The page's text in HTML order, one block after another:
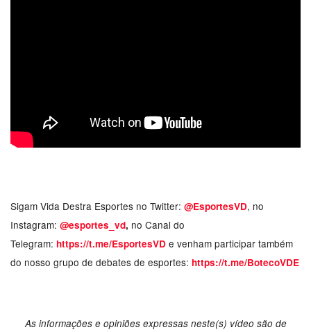
Sigam Vida Destra Esportes no Twitter: @EsportesVD, no
Instagram: @esportes_vd, no Canal do
Telegram: https://t.me/EsportesVD e venham participar também
do nosso grupo de debates de esportes: https://t.me/BotecoVDE
As informações e opiniões expressas neste(s) vídeo são de